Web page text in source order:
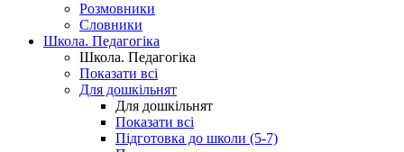
Розмовники
Словники
Школа. Педагогіка
Школа. Педагогіка
Показати всі
Для дошкільнят
Для дошкільнят
Показати всі
Підготовка до школи (5-7)